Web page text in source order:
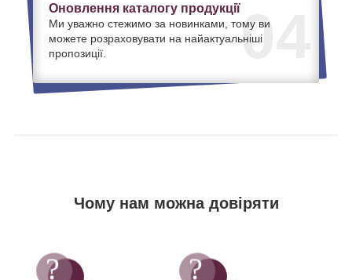
04
Оновлення каталогу продукції
Ми уважно стежимо за новинками, тому ви
можете розраховувати на найактуальніші
пропозиції.
Чому нам можна довіряти